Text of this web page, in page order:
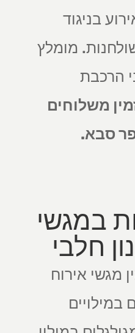
בניגוד
מומלץ
הרכבת
משלוחים
סבא.
במגשי
חלבי
מגשי אירוח
במילויים